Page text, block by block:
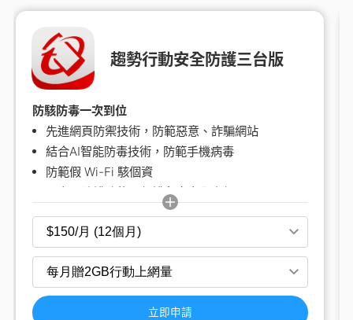
趨勢行動安全防護三台版
防駭防毒一次到位
先進網頁防禦技術，防範惡意、詐騙網站
結合AI智能防毒技術，防範手機病毒
防範假 Wi-Fi 駭個資
具家長防護功能，保護兒童安全上網
網購安心Pay，提供交易線上防護
原價：99元起/月
查看更多
立即申請